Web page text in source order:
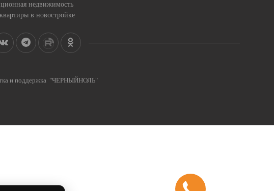
недвижимость
в новостройке
и поддержка "ЧЕРНЫЙНОЛЬ"